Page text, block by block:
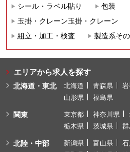
シール・ラベル貼り
包装
玉掛・クレーン玉掛・クレーン
組立・加工・検査
製造系そ
エリアから求人を探す
北海道・東北 北海道 青森県
山形県
福島県
関東 東京都 神奈川県
栃木県
茨城県
北陸・中部 新潟県 富山県